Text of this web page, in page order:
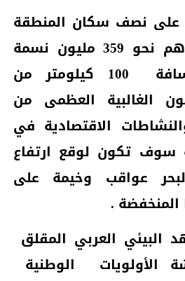
على نصف سكان المنطقة
العربية البالغ عددهم نحو 359 مليون نسمة
100 كيلومتر من
الغالبية العظمى من
الاقتصادية في
سوف تكون لوقع ارتفاع
عواقب وخيمة على
المنخفضة .
البيئي العربي المقلق
الوطنية